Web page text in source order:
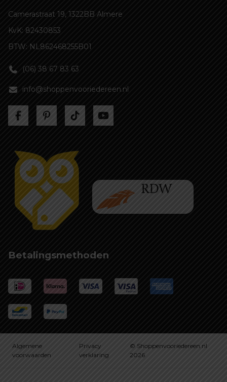
Camerastraat 19, 1322BB Almere
KvK: 82430853
BTW: NL862468255B01
(06) 38 67 83 63
info@shoppenvooriedereen.nl
Betalingsmethoden
Algemene
voorwaarden
Privacy
verklaring
© Shoppenvooriedereen.nl
2026